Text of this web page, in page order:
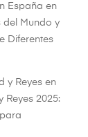
España en
del Mundo y
Diferentes
y Reyes en
2025: